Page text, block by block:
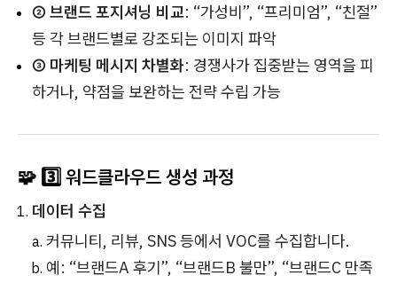
② 브랜드 포지셔닝 비교: “가성비”, “프리미엄”, “친절”
등 각 브랜드별로 강조되는 이미지 파악
③ 마케팅 메시지 차별화: 경쟁사가 집중받는 영역을 피
하거나, 약점을 보완하는 전략 수립 가능
🧩 3️⃣ 워드클라우드 생성 과정
데이터 수집
커뮤니티, 리뷰, SNS 등에서 VOC를 수집합니다.
예: “브랜드A 후기”, “브랜드B 불만”, “브랜드C 만족